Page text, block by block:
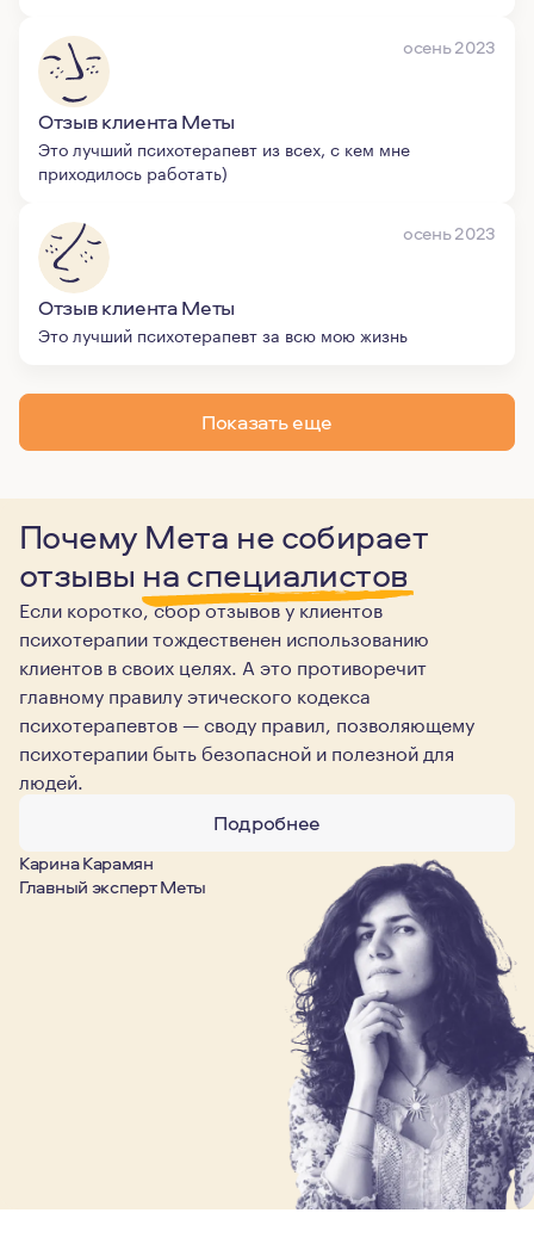
осень 2023
Отзыв клиента Меты
Это лучший психотерапевт из всех, с кем мне
приходилось работать)
осень 2023
Отзыв клиента Меты
Это лучший психотерапевт за всю мою жизнь
Показать еще
Почему Мета не собирает
отзывы на специалистов
Если коротко, сбор отзывов у клиентов
психотерапии тождественен использованию
клиентов в своих целях. А это противоречит
главному правилу этического кодекса
психотерапевтов — своду правил, позволяющему
психотерапии быть безопасной и полезной для
людей.
Подробнее
Карина Карамян
Главный эксперт Меты